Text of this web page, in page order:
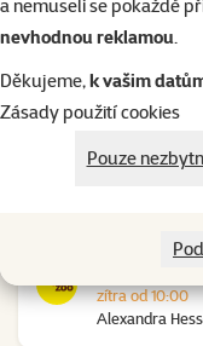
a nemuseli se pokaždé
nevhodnou reklamou.
Děkujeme,k vašim
Zásady použití cookies
Pouze
Kolín Ovčáry
Ovčáry 304,
Kozomín
Alexandra
zítra od 10:00